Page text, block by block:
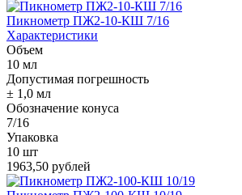
Пикнометр ПЖ2-10-КШ 7/16
Характеристики
Объем
10 мл
Допустимая погрешность
± 1,0 мл
Обозначение конуса
7/16
Упаковка
10 шт
1963,50 рублей